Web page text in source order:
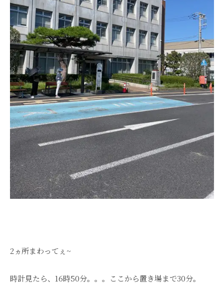
2ヵ所まわってぇ~
時計見たら、16時50分。。。ここから置き場まで30分。